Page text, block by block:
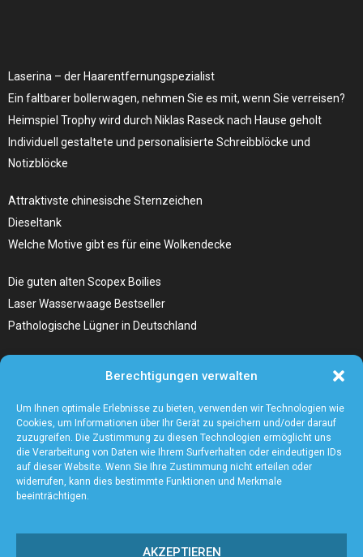
Berechtigungen verwalten
Um Ihnen optimale Erlebnisse zu bieten, verwenden wir Technologien wie
Cookies, um Informationen über Ihr Gerät zu speichern und/oder darauf
zuzugreifen. Die Zustimmung zu diesen Technologien ermöglicht uns
die Verarbeitung von Daten wie Ihrem Surfverhalten oder eindeutigen IDs
auf dieser Website. Wenn Sie Ihre Zustimmung nicht erteilen oder
widerrufen, kann dies bestimmte Funktionen und Merkmale
beeinträchtigen.
AKZEPTIEREN
Laserina – der Haarentfernungspezialist
Ein faltbarer bollerwagen, nehmen Sie es mit, wenn Sie verreisen?
Heimspiel Trophy wird durch Niklas Raseck nach Hause geholt
Individuell gestaltete und personalisierte Schreibblöcke und
Notizblöcke
Attraktivste chinesische Sternzeichen
Dieseltank
Welche Motive gibt es für eine Wolkendecke
Die guten alten Scopex Boilies
Laser Wasserwaage Bestseller
Pathologische Lügner in Deutschland
Die Kunst, Handbücher zu schreiben
Wieso ein Handstaubsauger unentbehrlich ist